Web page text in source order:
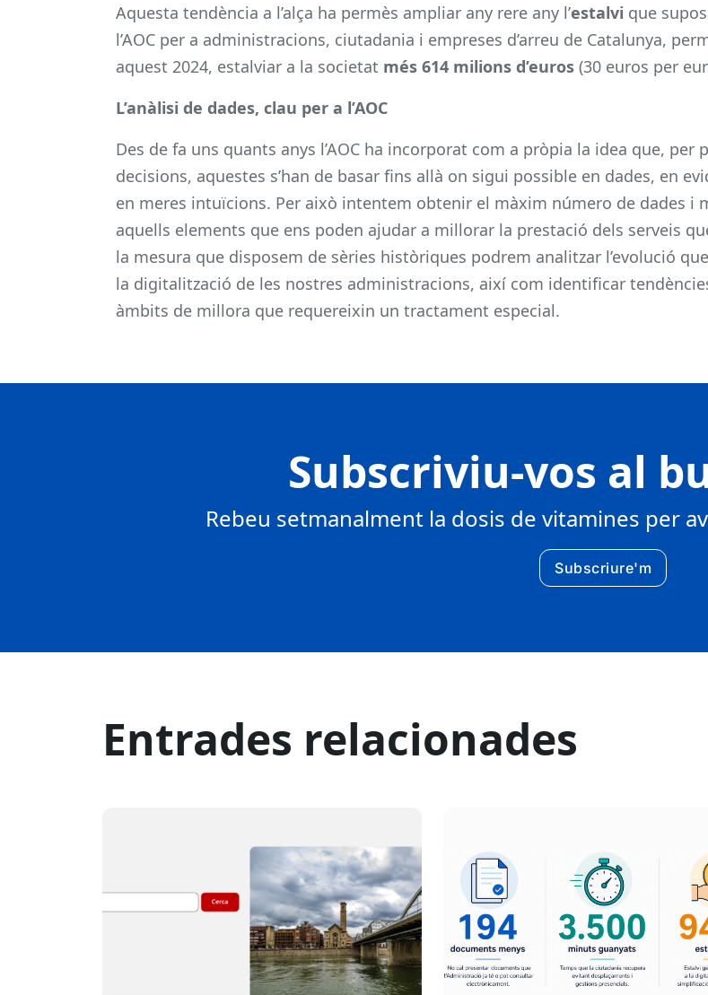
Aquesta tendència a l’alça ha permès ampliar any rere any l’estalvi que
l’AOC per a administracions, ciutadania i empreses d’arreu de Catalunya,
aquest 2024, estalviar a la societat més 614 milions d’euros (30 euros per
L’anàlisi de dades, clau per a l’AOC
Des de fa uns quants anys l’AOC ha incorporat com a pròpia la idea que, per
decisions, aquestes s’han de basar fins allà on sigui possible en dades, en
en meres intuïcions. Per això intentem obtenir el màxim número de dades i
aquells elements que ens poden ajudar a millorar la prestació dels serveis
la mesura que disposem de sèries històriques podrem analitzar l’evolució
la digitalització de les nostres administracions, així com identificar
àmbits de millora que requereixin un tractament especial.
Subscriviu-vos al
Rebeu setmanalment la dosis de vitamines per
Subscriure'm
Entrades relacionades